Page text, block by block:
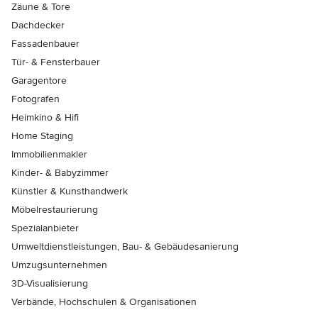
Zäune & Tore
Dachdecker
Fassadenbauer
Tür- & Fensterbauer
Garagentore
Fotografen
Heimkino & Hifi
Home Staging
Immobilienmakler
Kinder- & Babyzimmer
Künstler & Kunsthandwerk
Möbelrestaurierung
Spezialanbieter
Umweltdienstleistungen, Bau- & Gebäudesanierung
Umzugsunternehmen
3D-Visualisierung
Verbände, Hochschulen & Organisationen